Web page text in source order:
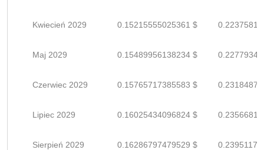
Kwiecień 2029 0.15215555025361 $
Maj 2029 0.15489956138234 $
Czerwiec 2029 0.15765717385583 $
Lipiec 2029 0.16025434096824 $
Sierpień 2029 0.16286797479529 $